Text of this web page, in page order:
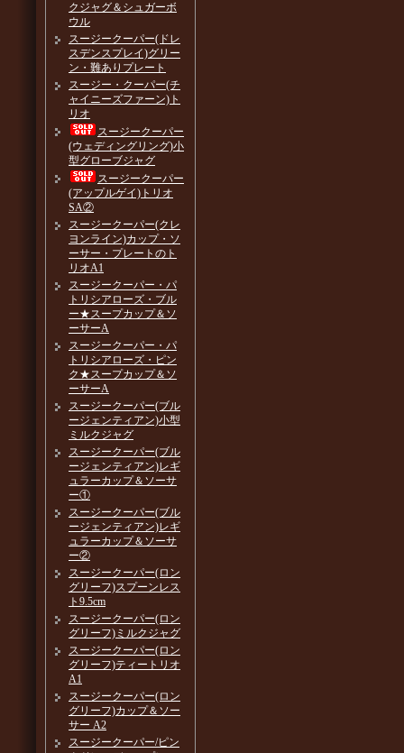
クジャグ＆シュガーボ
ウル
スージークーパー(ドレ
スデンスプレイ)グリー
ン・難ありプレート
スージー・クーパー(チ
ャイニーズファーン)ト
リオ
スージークーパー
(ウェディングリング)小
型グローブジャグ
スージークーパー
(アップルゲイ)トリオ
SA②
スージークーパー(クレ
ヨンライン)カップ・ソ
ーサー・プレートのト
リオA1
スージークーパー・パ
トリシアローズ・ブル
ー★スープカップ＆ソ
ーサーA
スージークーパー・パ
トリシアローズ・ピン
ク★スープカップ＆ソ
ーサーA
スージークーパー(ブル
ージェンティアン)小型
ミルクジャグ
スージークーパー(ブル
ージェンティアン)レギ
ュラーカップ＆ソーサ
ー①
スージークーパー(ブル
ージェンティアン)レギ
ュラーカップ＆ソーサ
ー②
スージークーパー(ロン
グリーフ)スプーンレス
ト9.5cm
スージークーパー(ロン
グリーフ)ミルクジャグ
スージークーパー(ロン
グリーフ)ティートリオ
A1
スージークーパー(ロン
グリーフ)カップ＆ソー
サー A2
スージークーパー/ピン